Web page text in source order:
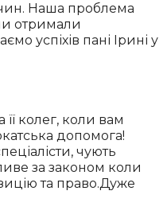
Наша проблема
отримали
успіхів пані Ірині у
колег, коли вам
допомога!
чують
за законом коли
та право.Дуже